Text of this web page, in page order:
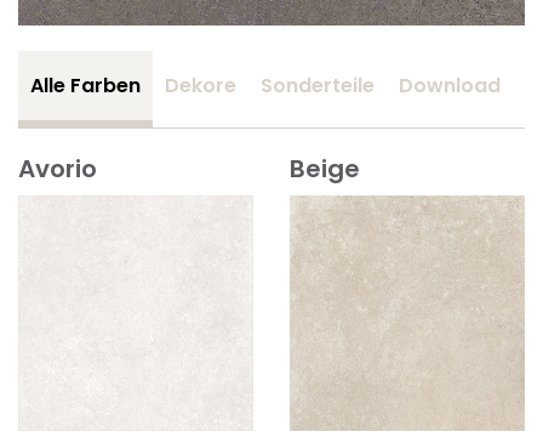
Alle Farben Dekore Sonderteile Download
Avorio Beige